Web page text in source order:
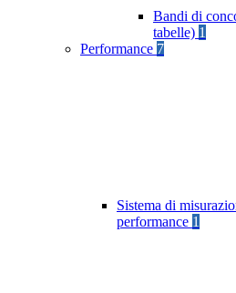
Bandi di
tabelle) 1
Performance 7
Sistema di
performance 1